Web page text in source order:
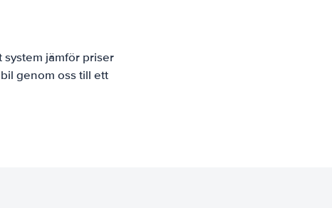
jämför priser
genom oss till ett